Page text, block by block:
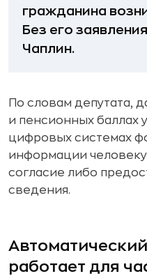
гражданина
Без его
Чаплин.
По словам депутата,
и пенсионных баллах
цифровых системах
информации
согласие либо
сведения.
работает для